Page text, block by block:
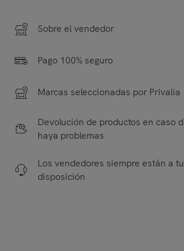
Sobre el vendedor
Pago 100% seguro
Marcas seleccionadas por Privalia
Devolución de productos en caso
haya problemas
Los vendedores siempre están a tu
disposición